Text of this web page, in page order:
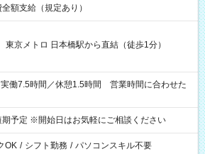
額支給（規定あり）
京メトロ 日本橋駅から直結（徒歩1分）
予定 ※開始日はお気軽にご相談ください
OK / シフト勤務 / パソコンスキル不要